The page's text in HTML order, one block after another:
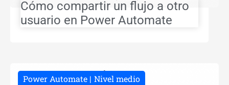
Cómo compartir un flujo a otro
usuario en Power Automate
Power Automate Nivel medio